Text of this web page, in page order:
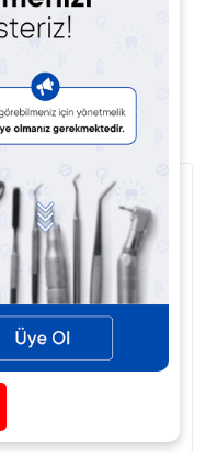
2 M / AW200L /
M / NL75/85 / Mach
rotorları kaliteli
ISO garantisi adı
135 C (277 F)